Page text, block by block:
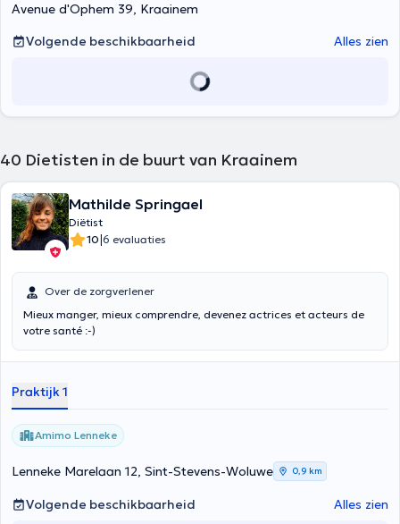
Avenue d'Ophem 39, Kraainem
Volgende beschikbaarheid
Alles zien
40 Dietisten in de buurt van Kraainem
Mathilde Springael
Diëtist
10|6 evaluaties
Over de zorgverlener
Mieux manger, mieux comprendre, devenez actrices et acteurs de
votre santé :-)
Praktijk 1
Amimo Lenneke
Lenneke Marelaan 12, Sint-Stevens-Woluwe 0,9 km
Volgende beschikbaarheid Alles zien